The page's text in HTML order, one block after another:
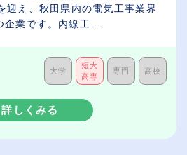
迎え、秋田県内の電気工事業界
企業です。内線工...
大学
短大
高専
専門 高校
詳しくみる